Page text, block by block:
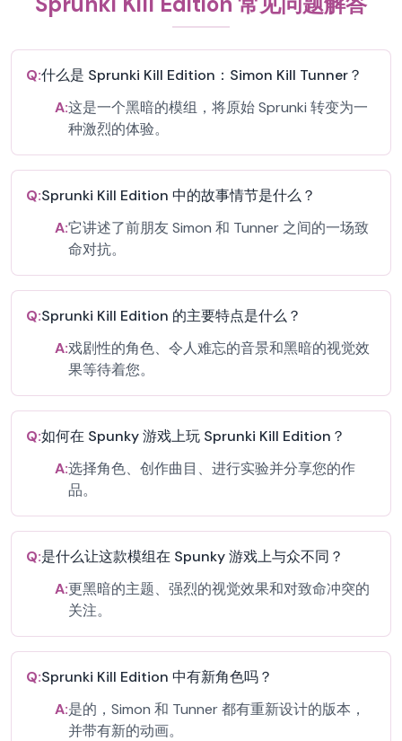
Q:什么是 Sprunki Kill Edition：Simon Kill Tunner？
A:这是一个黑暗的模组，将原始 Sprunki 转变为一
种激烈的体验。
Q:Sprunki Kill Edition 中的故事情节是什么？
A:它讲述了前朋友 Simon 和 Tunner 之间的一场致
命对抗。
Q:Sprunki Kill Edition 的主要特点是什么？
A:戏剧性的角色、令人难忘的音景和黑暗的视觉效
果等待着您。
Q:如何在 Spunky 游戏上玩 Sprunki Kill Edition？
A:选择角色、创作曲目、进行实验并分享您的作
品。
Q:是什么让这款模组在 Spunky 游戏上与众不同？
A:更黑暗的主题、强烈的视觉效果和对致命冲突的
关注。
Q:Sprunki Kill Edition 中有新角色吗？
A:是的，Simon 和 Tunner 都有重新设计的版本，
并带有新的动画。